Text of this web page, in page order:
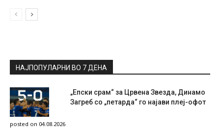
НАЈПОПУЛАРНИ ВО 7 ДЕНА
„Епски срам“ за Црвена Звезда, Динамо
Загреб со „петарда“ го најави плеј-офот
posted on 04.08.2026